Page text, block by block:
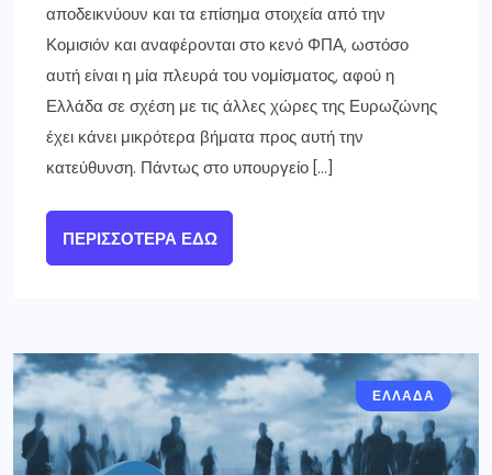
αποδεικνύουν και τα επίσημα στοιχεία από την
Κομισιόν και αναφέρονται στο κενό ΦΠΑ, ωστόσο
αυτή είναι η μία πλευρά του νομίσματος, αφού η
Ελλάδα σε σχέση με τις άλλες χώρες της Ευρωζώνης
έχει κάνει μικρότερα βήματα προς αυτή την
κατεύθυνση. Πάντως στο υπουργείο […]
ΠΕΡΙΣΣΌΤΕΡΑ ΕΔΏ
ΕΛΛΑΔΑ